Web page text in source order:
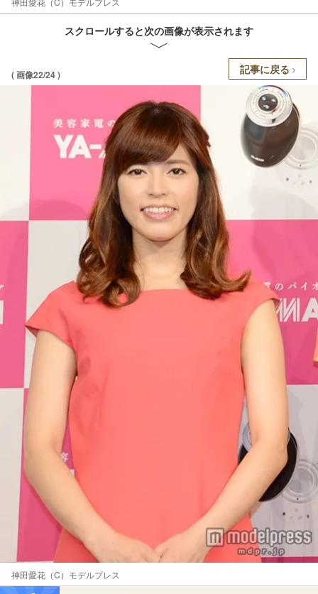
スクロールすると次の画像が表示されます
( 画像22/24 ) 記事に戻る
神田愛花（C）モデルプレス